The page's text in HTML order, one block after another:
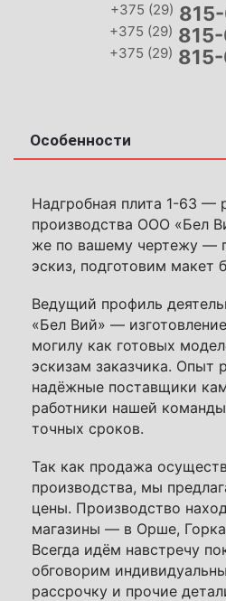
+375 (29)
+375 (29)
+375 (29)
Особенности
Надгробная плита 1-63 —
производства ООО «Бел
же по вашему чертежу —
эскиз, подготовим макет
Ведущий профиль
«Бел Вий» —
могилу как готовых
эскизам заказчика. Опыт
надёжные поставщики
работники нашей
точных сроков.
Так как продажа
производства, мы
цены. Производство
магазины — в Орше,
Всегда идём навстречу
обговорим
рассрочку и прочие